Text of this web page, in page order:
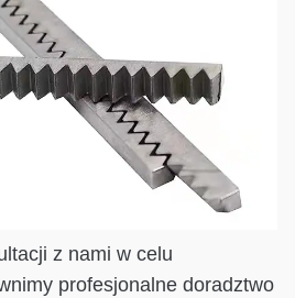
z nami w celu
profesjonalne doradztwo